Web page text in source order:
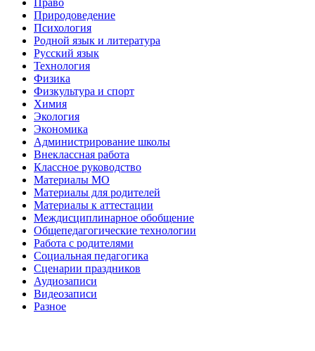
Природоведение
Психология
Родной язык и литература
Русский язык
Технология
Физика
Физкультура и спорт
Химия
Экология
Экономика
Администрирование школы
Внеклассная работа
Классное руководство
Материалы МО
Материалы для родителей
Материалы к аттестации
Междисциплинарное обобщение
Общепедагогические технологии
Работа с родителями
Социальная педагогика
Сценарии праздников
Аудиозаписи
Видеозаписи
Разное